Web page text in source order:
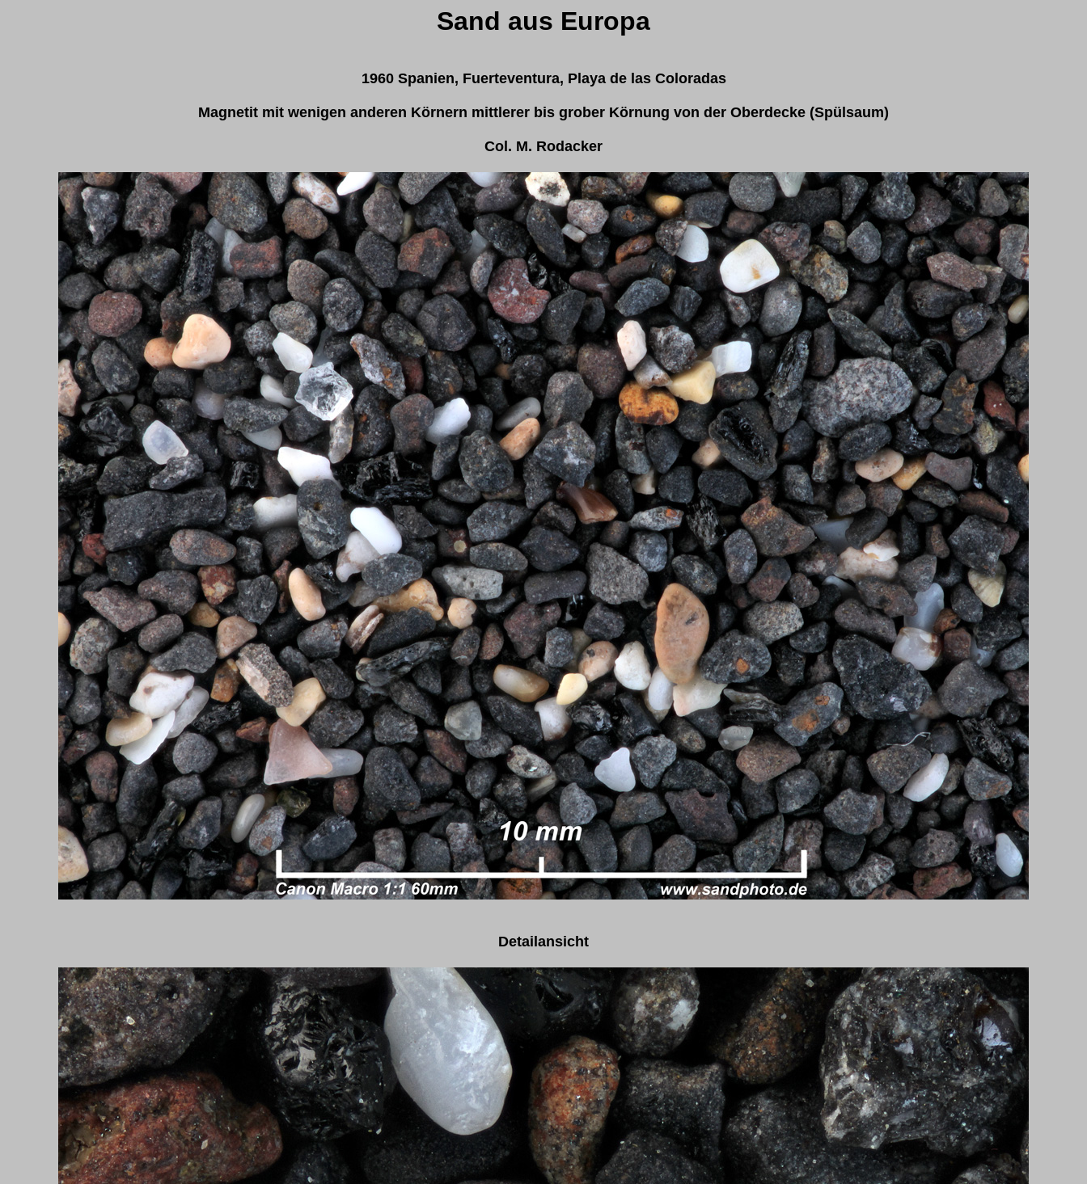
Sand aus Europa
1960 Spanien, Fuerteventura, Playa de las Coloradas
Magnetit mit wenigen anderen Körnern mittlerer bis grober Körnung von der Oberdecke (Spülsaum)
Col. M. Rodacker
Detailansicht